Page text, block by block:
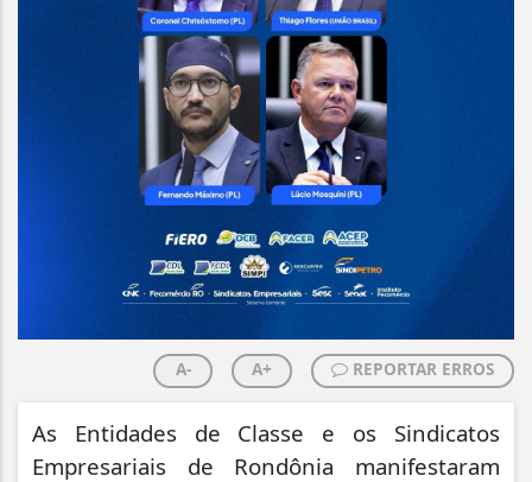
A- A+ REPORTAR ERROS
As Entidades de Classe e os Sindicatos
Empresariais de Rondônia manifestaram